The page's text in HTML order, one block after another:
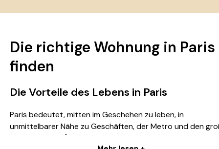
Die richtige Wohnung in Paris
finden
Die Vorteile des Lebens in Paris
Paris bedeutet, mitten im Geschehen zu leben, in
unmittelbarer Nähe zu Geschäften, der Metro und den
Linien, die ganz Île-de-France erschließen. Ob Sie ein